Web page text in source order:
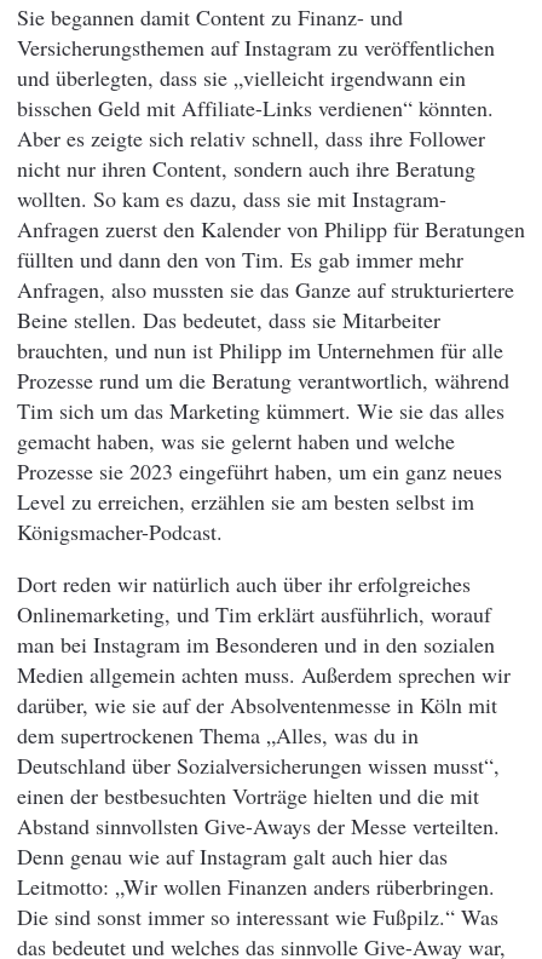
Sie begannen damit Content zu Finanz- und
Versicherungsthemen auf Instagram zu veröffentlichen
und überlegten, dass sie „vielleicht irgendwann ein
bisschen Geld mit Affiliate-Links verdienen“ könnten.
Aber es zeigte sich relativ schnell, dass ihre Follower
nicht nur ihren Content, sondern auch ihre Beratung
wollten. So kam es dazu, dass sie mit Instagram-
Anfragen zuerst den Kalender von Philipp für Beratungen
füllten und dann den von Tim. Es gab immer mehr
Anfragen, also mussten sie das Ganze auf strukturiertere
Beine stellen. Das bedeutet, dass sie Mitarbeiter
brauchten, und nun ist Philipp im Unternehmen für alle
Prozesse rund um die Beratung verantwortlich, während
Tim sich um das Marketing kümmert. Wie sie das alles
gemacht haben, was sie gelernt haben und welche
Prozesse sie 2023 eingeführt haben, um ein ganz neues
Level zu erreichen, erzählen sie am besten selbst im
Königsmacher-Podcast.
Dort reden wir natürlich auch über ihr erfolgreiches
Onlinemarketing, und Tim erklärt ausführlich, worauf
man bei Instagram im Besonderen und in den sozialen
Medien allgemein achten muss. Außerdem sprechen wir
darüber, wie sie auf der Absolventenmesse in Köln mit
dem supertrockenen Thema „Alles, was du in
Deutschland über Sozialversicherungen wissen musst“,
einen der bestbesuchten Vorträge hielten und die mit
Abstand sinnvollsten Give-Aways der Messe verteilten.
Denn genau wie auf Instagram galt auch hier das
Leitmotto: „Wir wollen Finanzen anders rüberbringen.
Die sind sonst immer so interessant wie Fußpilz.“ Was
das bedeutet und welches das sinnvolle Give-Away war,